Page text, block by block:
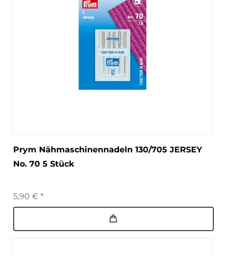
Prym Nähmaschinennadeln 130/705 JERSEY
No. 70 5 Stück
5,90 € *